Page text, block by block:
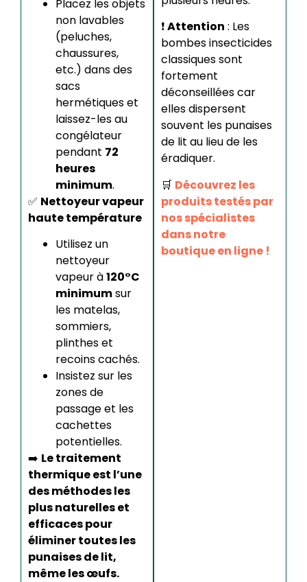
Placez les objets
non lavables
(peluches,
chaussures,
etc.) dans des
sacs
hermétiques et
laissez-les au
congélateur
pendant 72
heures
minimum.
✅ Nettoyeur vapeur
haute température
Utilisez un
nettoyeur
vapeur à120°C
minimumsur
les matelas,
sommiers,
plinthes et
recoins cachés.
Insistez sur les
zones de
passage et les
cachettes
potentielles.
➡️ Le traitement
thermique est l’une
des méthodes les
plus naturelles et
efficaces pour
éliminer toutes les
punaises de lit,
même les œufs.
❗Attention : Les
bombes insecticides
classiques sont
fortement
déconseillées car
elles dispersent
souvent les punaises
de lit au lieu de les
éradiquer.
🛒 Découvrez les
produits testés par
nos spécialistes
dans notre
boutique en ligne !